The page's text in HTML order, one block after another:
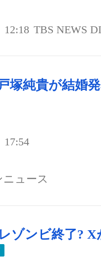
12:18 TBS NEWS
塚純貴が結婚
17:54
ュース
ゾンビ終了? X